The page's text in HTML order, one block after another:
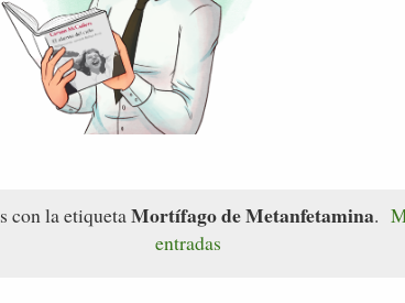
con la etiqueta Mortífago de Metanfetamina.
entradas